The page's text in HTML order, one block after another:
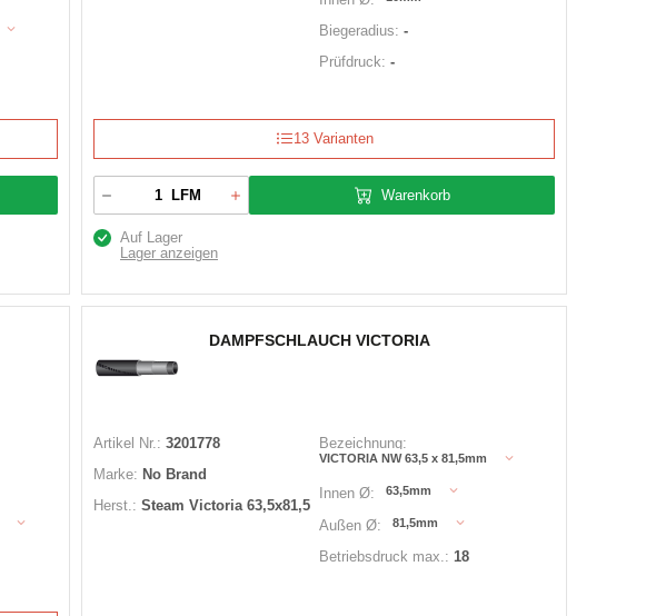
Biegeradius: -
Prüfdruck: -
13 Varianten
LFM Warenkorb
Auf Lager
Lager anzeigen
DAMPFSCHLAUCH VICTORIA
Artikel Nr.: 3201778
Marke: No Brand
Herst.: Steam Victoria 63,5x81,5
Bezeichnung:
VICTORIA NW 63,5 x 81,5mm
Innen Ø: 63,5mm
Außen Ø: 81,5mm
Betriebsdruck max.: 18